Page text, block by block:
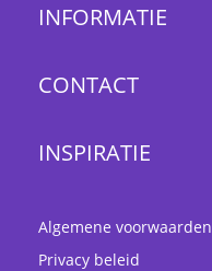
INFORMATIE
CONTACT
INSPIRATIE
Algemene voorwaarden
Privacy beleid